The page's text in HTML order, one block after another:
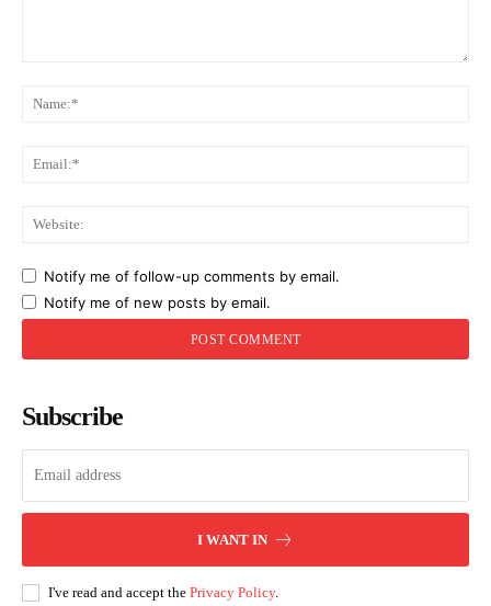
Notify me of follow-up comments by email.
Notify me of new posts by email.
Subscribe
I WANT IN
I've read and accept the Privacy Policy.